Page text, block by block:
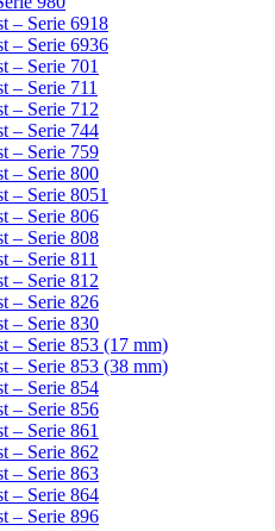
– Serie 6918
– Serie 6936
– Serie 701
– Serie 711
– Serie 712
– Serie 744
– Serie 759
– Serie 800
– Serie 8051
– Serie 806
– Serie 808
– Serie 811
– Serie 812
– Serie 826
– Serie 830
– Serie 853 (17 mm)
– Serie 853 (38 mm)
– Serie 854
– Serie 856
– Serie 861
– Serie 862
– Serie 863
– Serie 864
– Serie 896